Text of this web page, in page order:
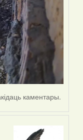
каментары.